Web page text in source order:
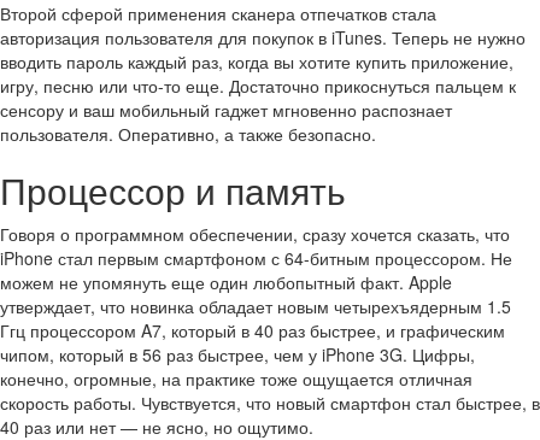
Второй сферой применения сканера отпечатков стала
авторизация пользователя для покупок в iTunes. Теперь не нужно
вводить пароль каждый раз, когда вы хотите купить приложение,
игру, песню или что-то еще. Достаточно прикоснуться пальцем к
сенсору и ваш мобильный гаджет мгновенно распознает
пользователя. Оперативно, а также безопасно.
Процессор и память
Говоря о программном обеспечении, сразу хочется сказать, что
iPhone стал первым смартфоном с 64-битным процессором. Не
можем не упомянуть еще один любопытный факт. Apple
утверждает, что новинка обладает новым четырехъядерным 1.5
Ггц процессором A7, который в 40 раз быстрее, и графическим
чипом, который в 56 раз быстрее, чем у iPhone 3G. Цифры,
конечно, огромные, на практике тоже ощущается отличная
скорость работы. Чувствуется, что новый смартфон стал быстрее, в
40 раз или нет — не ясно, но ощутимо.